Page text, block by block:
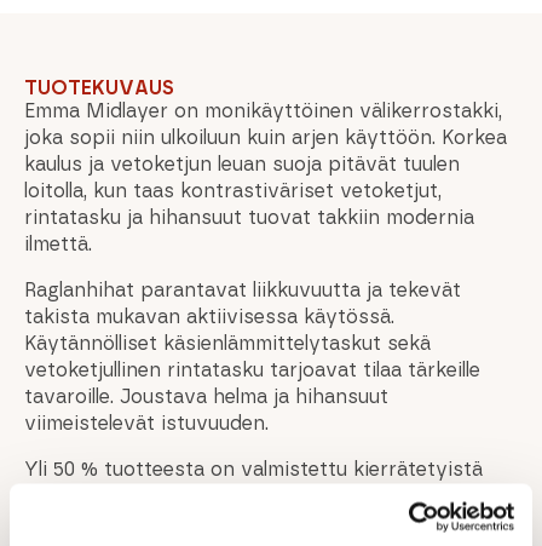
TUOTEKUVAUS
Emma Midlayer on monikäyttöinen välikerrostakki,
joka sopii niin ulkoiluun kuin arjen käyttöön. Korkea
kaulus ja vetoketjun leuan suoja pitävät tuulen
loitolla, kun taas kontrastiväriset vetoketjut,
rintatasku ja hihansuut tuovat takkiin modernia
ilmettä.
Raglanhihat parantavat liikkuvuutta ja tekevät
takista mukavan aktiivisessa käytössä.
Käytännölliset käsienlämmittelytaskut sekä
vetoketjullinen rintatasku tarjoavat tilaa tärkeille
tavaroille. Joustava helma ja hihansuut
viimeistelevät istuvuuden.
Yli 50 % tuotteesta on valmistettu kierrätetyistä